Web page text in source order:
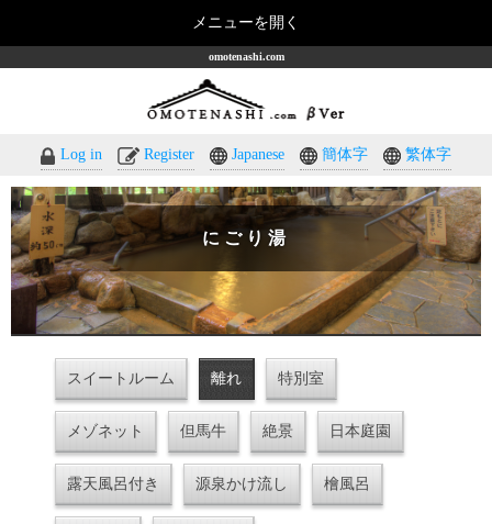
omotenashi.com
Log in Register Japanese 簡体字 繁体字
にごり湯
スイートルーム 離れ 特別室
メゾネット 但馬牛 絶景 日本庭園
露天風呂付き 源泉かけ流し 檜風呂
メニューを開く